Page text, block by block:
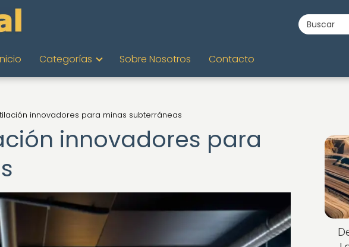
Categorías Sobre Nosotros Contacto
innovadores para minas subterráneas
innovadores para